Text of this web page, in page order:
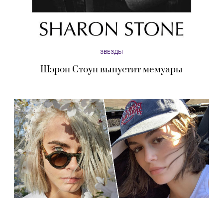
ЗВЕЗДЫ
Шэрон Стоун выпустит мемуары